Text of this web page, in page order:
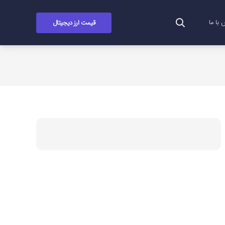
با ما قیمت ارز دیجیتال